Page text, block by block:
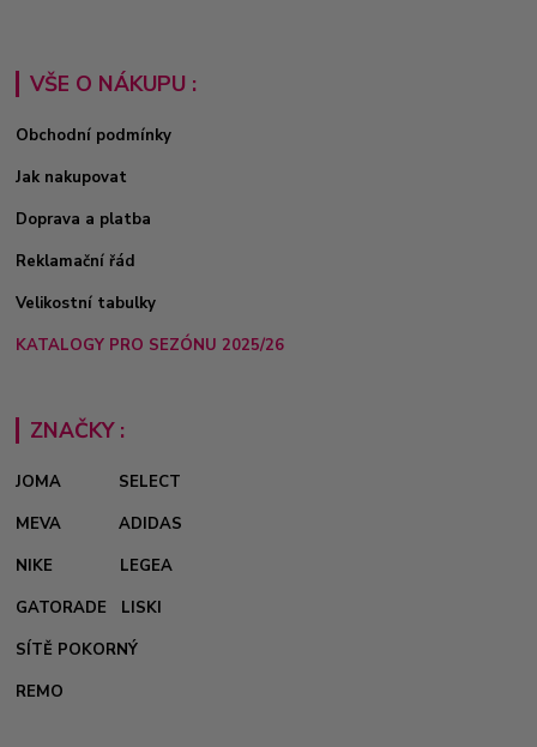
VŠE O NÁKUPU :
Obchodní podmínky
Jak nakupovat
Doprava a platba
Reklamační řád
Velikostní tabulky
KATALOGY PRO SEZÓNU 2025/26
ZNAČKY :
JOMA
SELECT
MEVA
ADIDAS
NIKE
LEGEA
GATORADE
LISKI
SÍTĚ POKORNÝ
REMO